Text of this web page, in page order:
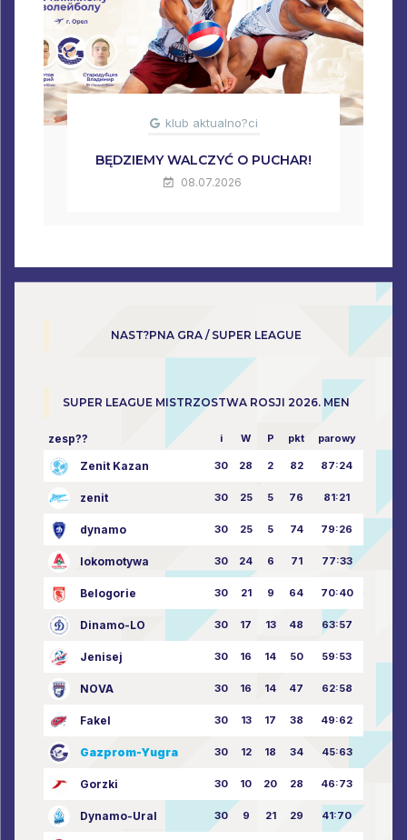
klub aktualno?ci
BĘDZIEMY WALCZYĆ O PUCHAR!
08.07.2026
NAST?PNA GRA / SUPER LEAGUE
SUPER LEAGUE MISTRZOSTWA ROSJI 2026. MEN
zesp?? i W P pkt parowy
Zenit Kazan 30 28 2 82 87:24
zenit 30 25 5 76 81:21
dynamo 30 25 5 74 79:26
lokomotywa 30 24 6 71 77:33
Belogorie 30 21 9 64 70:40
Dinamo-LO 30 17 13 48 63:57
Jenisej 30 16 14 50 59:53
NOVA 30 16 14 47 62:58
Fakel 30 13 17 38 49:62
Gazprom-Yugra 30 12 18 34 45:63
Gorzki 30 10 20 28 46:73
Dynamo-Ural 30 9 21 29 41:70